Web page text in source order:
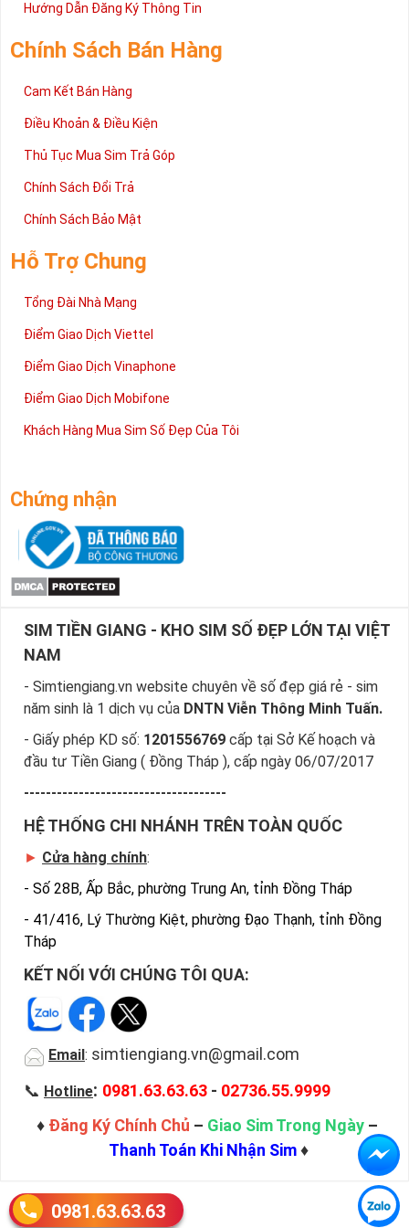
2 đang được rất nhiều khách hàng tin tưởng lựa chọn trên thị
cấp trong bài viết này sẽ giúp bạn hiểu rõ ý nghĩa và các bước đặt
mua sim số tại Sim Tiền Giang nhanh chóng nhất.
Chúc quý khách tìm được chiếc sim Tứ quý 2 như ý!
Hướng Dẫn Đăng Ký Thông Tin
Chính Sách Bán Hàng
Cam Kết Bán Hàng
Điều Khoản & Điều Kiện
Thủ Tục Mua Sim Trả Góp
Chính Sách Đổi Trả
Chính Sách Bảo Mật
Hỗ Trợ Chung
Tổng Đài Nhà Mạng
Điểm Giao Dịch Viettel
Điểm Giao Dịch Vinaphone
Điểm Giao Dịch Mobifone
Khách Hàng Mua Sim Số Đẹp Của Tôi
Chứng nhận
SIM TIỀN GIANG - KHO SIM SỐ ĐẸP LỚN TẠI VIỆT
NAM
- Simtiengiang.vn website chuyên về số đẹp giá rẻ - sim
năm sinh là 1 dịch vụ của DNTN Viễn Thông Minh Tuấn.
- Giấy phép KD số: 1201556769 cấp tại Sở Kế hoạch và
đầu tư Tiền Giang ( Đồng Tháp ), cấp ngày 06/07/2017
-------------------------------------
HỆ THỐNG CHI NHÁNH TRÊN TOÀN QUỐC
► Cửa hàng chính:
- Số 28B, Ấp Bắc, phường Trung An, tỉnh Đồng Tháp
- 41/416, Lý Thường Kiệt, phường Đạo Thạnh, tỉnh Đồng
Tháp
KẾT NỐI VỚI CHÚNG TÔI QUA:
Email : simtiengiang.vn@gmail.com
📞 Hotline: 0981.63.63.63 - 02736.55.9999
♦ Đăng Ký Chính Chủ – Giao Sim Trong Ngày –
Thanh Toán Khi Nhận Sim♦
0981.63.63.63